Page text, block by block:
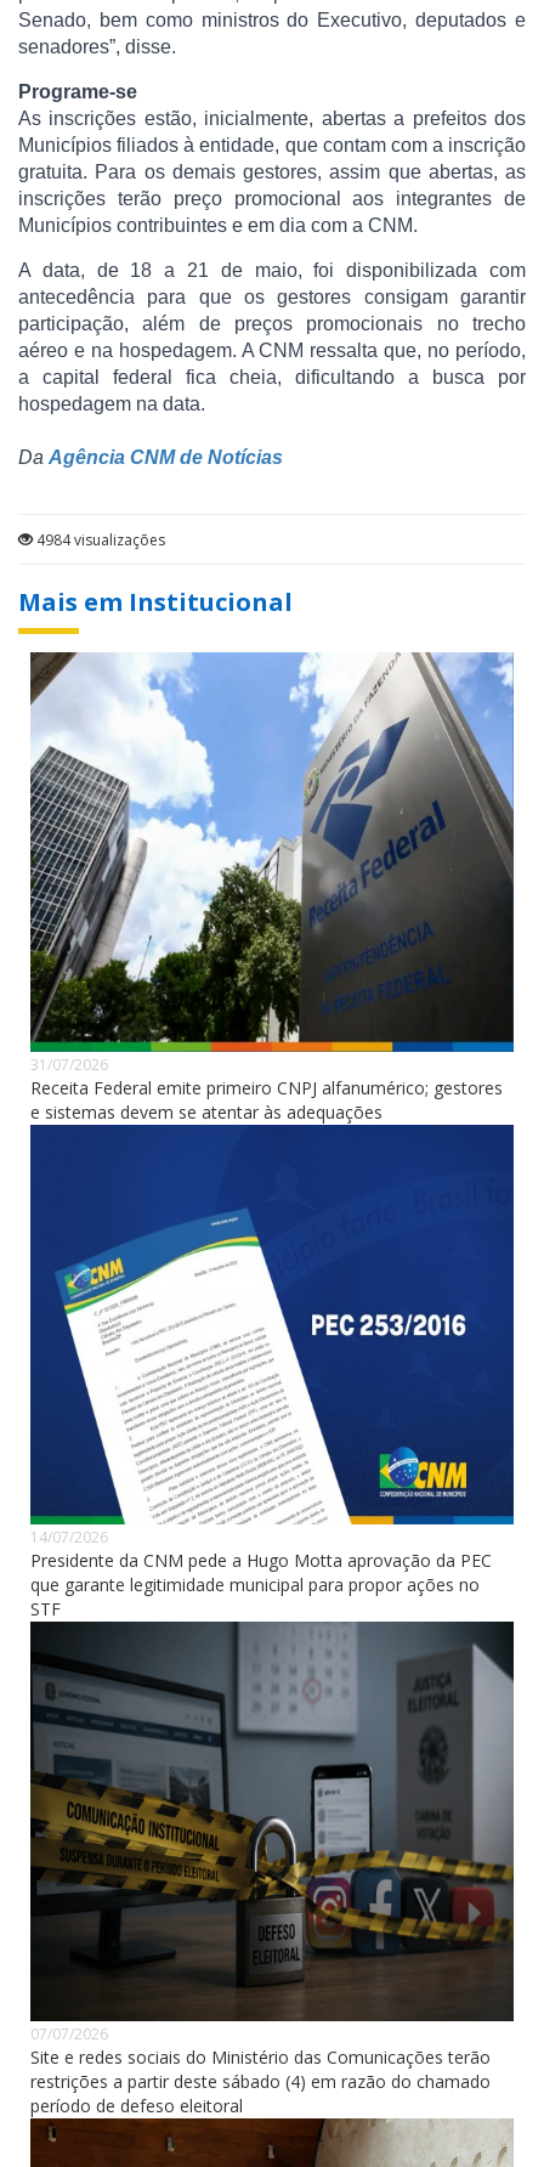
Senado, bem como ministros do Executivo, deputados e
senadores”, disse.
Programe-se
As inscrições estão, inicialmente, abertas a prefeitos dos
Municípios filiados à entidade, que contam com a inscrição
gratuita. Para os demais gestores, assim que abertas, as
inscrições terão preço promocional aos integrantes de
Municípios contribuintes e em dia com a CNM.
A data, de 18 a 21 de maio, foi disponibilizada com
antecedência para que os gestores consigam garantir
participação, além de preços promocionais no trecho
aéreo e na hospedagem. A CNM ressalta que, no período,
a capital federal fica cheia, dificultando a busca por
hospedagem na data.
Da Agência CNM de Notícias
4984 visualizações
Mais em Institucional
31/07/2026
Receita Federal emite primeiro CNPJ alfanumérico; gestores
e sistemas devem se atentar às adequações
14/07/2026
Presidente da CNM pede a Hugo Motta aprovação da PEC
que garante legitimidade municipal para propor ações no
STF
07/07/2026
Site e redes sociais do Ministério das Comunicações terão
restrições a partir deste sábado (4) em razão do chamado
período de defeso eleitoral